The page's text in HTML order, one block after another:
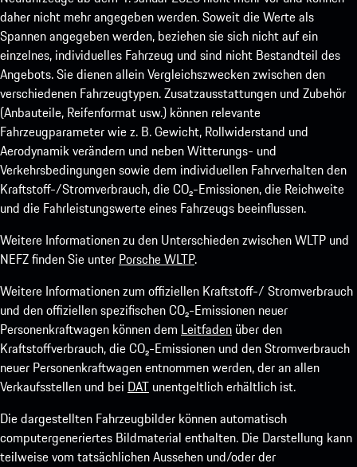
daher nicht mehr angegeben werden. Soweit die Werte als
Spannen angegeben werden, beziehen sie sich nicht auf ein
einzelnes, individuelles Fahrzeug und sind nicht Bestandteil des
Angebots. Sie dienen allein Vergleichszwecken zwischen den
verschiedenen Fahrzeugtypen. Zusatzausstattungen und Zubehör
(Anbauteile, Reifenformat usw.) können relevante
Fahrzeugparameter wie z. B. Gewicht, Rollwiderstand und
Aerodynamik verändern und neben Witterungs- und
Verkehrsbedingungen sowie dem individuellen Fahrverhalten den
Kraftstoff-/Stromverbrauch, die CO₂-Emissionen, die Reichweite
und die Fahrleistungswerte eines Fahrzeugs beeinflussen.
Weitere Informationen zu den Unterschieden zwischen WLTP und
NEFZ finden Sie unter Porsche WLTP.
Weitere Informationen zum offiziellen Kraftstoff-/ Stromverbrauch
und den offiziellen spezifischen CO₂-Emissionen neuer
Personenkraftwagen können dem Leitfaden über den
Kraftstoffverbrauch, die CO₂-Emissionen und den Stromverbrauch
neuer Personenkraftwagen entnommen werden, der an allen
Verkaufsstellen und bei DAT unentgeltlich erhältlich ist.
Die dargestellten Fahrzeugbilder können automatisch
computergeneriertes Bildmaterial enthalten. Die Darstellung kann
teilweise vom tatsächlichen Aussehen und/oder der